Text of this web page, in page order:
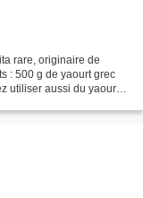
rare, originaire de
: 500 g de yaourt grec
utiliser aussi du yaourt